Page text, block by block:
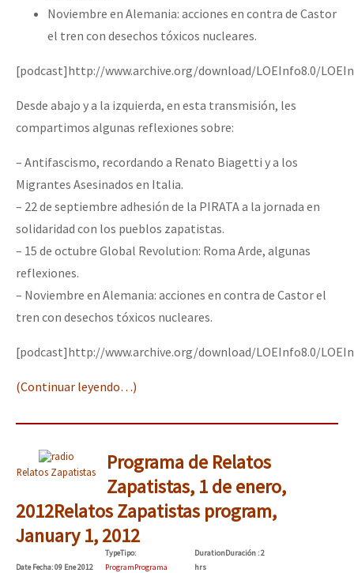
Noviembre en Alemania: acciones en contra de Castor
el tren con desechos tóxicos nucleares.
[podcast]http://www.archive.org/download/LOEInfo8.0/
Desde abajo y a la izquierda, en esta transmisión, les
compartimos algunas reflexiones sobre:
– Antifascismo, recordando a Renato Biagetti y a los
Migrantes Asesinados en Italia.
– 22 de septiembre adhesión de la PIRATA a la jornada en
solidaridad con los pueblos zapatistas.
– 15 de octubre Global Revolution: Roma Arde, algunas
reflexiones.
– Noviembre en Alemania: acciones en contra de Castor el
tren con desechos tóxicos nucleares.
[podcast]http://www.archive.org/download/LOEInfo8.0/
(Continuar leyendo…)
Relatos Zapatistas
Programa de Relatos
Zapatistas, 1 de enero,
2012Relatos Zapatistas program,
January 1, 2012
DateFecha: 09 Ene 2012
TypeTipo:
ProgramPrograma
DurationDuración: 2
hrs